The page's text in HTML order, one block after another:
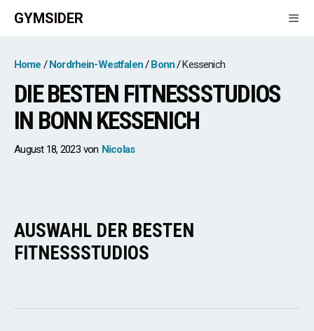
Zum
Inhalt
GYMSIDER
Home Nordrhein-Westfalen Bonn Kessenich
DIE BESTEN FITNESSSTUDIOS
IN BONN KESSENICH
August 18, 2023 von Nicolas
AUSWAHL DER BESTEN
FITNESSSTUDIOS